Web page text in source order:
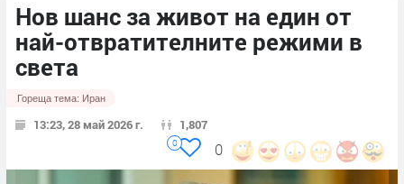
Нов шанс за живот на един от
най-отвратителните режими в
света
Гореща тема: Иран
13:23, 28 май 2026 г. 1,807
0
0